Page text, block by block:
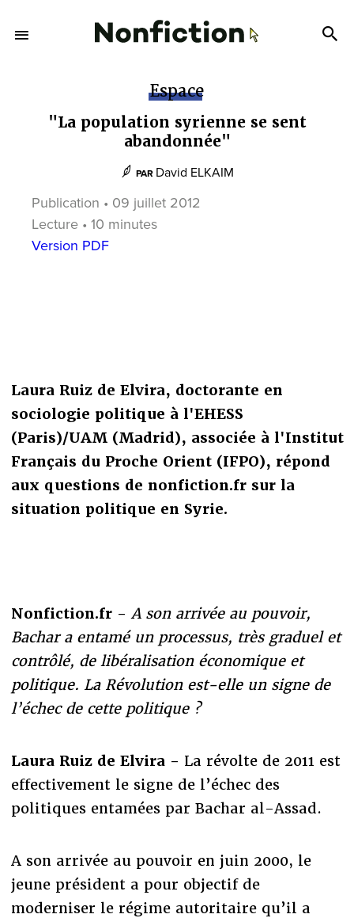
Espace
"La population syrienne se sent
abandonnée"
PAR David ELKAIM
Publication • 09 juillet 2012
Lecture • 10 minutes
Version PDF
Laura Ruiz de Elvira, doctorante en
sociologie politique à l'EHESS
(Paris)/UAM (Madrid), associée à l'Institut
Français du Proche Orient (IFPO), répond
aux questions de nonfiction.fr sur la
situation politique en Syrie.
Nonfiction.fr - A son arrivée au pouvoir,
Bachar a entamé un processus, très graduel et
contrôlé, de libéralisation économique et
politique. La Révolution est-elle un signe de
l’échec de cette politique ?
Laura Ruiz de Elvira - La révolte de 2011 est
effectivement le signe de l’échec des
politiques entamées par Bachar al-Assad.
A son arrivée au pouvoir en juin 2000, le
jeune président a pour objectif de
moderniser le régime autoritaire qu’il a